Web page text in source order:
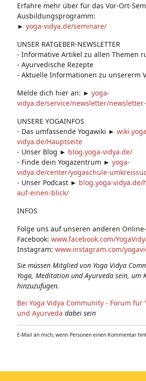
Erfahre mehr über für das Vor-Ort-
Ausbildungsprogramm:
► yoga-vidya.de/seminare/
UNSER RATGEBER-NEWSLETTER
- Informative Artikel zu allen Themen
- Ayurvedische Rezepte
- Aktuelle Informationen zu unsererm
Melde dich hier an: ► yoga-
vidya.de/service/newsletter/
UNSERE YOGAINFOS
- Das umfassende Yogawiki ►
vidya.de/Hauptseite
- Unser Blog ► blog.yoga-vidya.de/
- Finde dein Yogazentrum ► yoga-
vidya.de/center/yogaschule-
- Unser Podcast ► blog.yoga-
auf-einen-blick/
INFOS
Folge uns auf unseren anderen
Facebook: www.facebook.com/
Instagram: www.instagram.com/
Sie müssen Mitglied von Yoga Vidya
Yoga, Meditation und Ayurveda sein, um
hinzuzufügen.
Bei Yoga Vidya Community - Forum für
und Ayurveda dabei sein
E-Mail an mich, wenn Personen einen Kommentar